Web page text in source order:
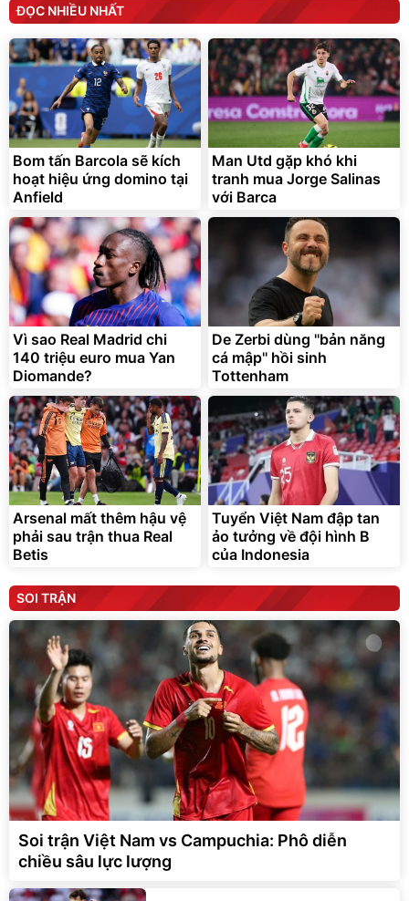
ĐỌC NHIỀU NHẤT
Bom tấn Barcola sẽ kích
hoạt hiệu ứng domino tại
Anfield
Man Utd gặp khó khi
tranh mua Jorge Salinas
với Barca
Vì sao Real Madrid chi
140 triệu euro mua Yan
Diomande?
De Zerbi dùng ''bản năng
cá mập'' hồi sinh
Tottenham
Arsenal mất thêm hậu vệ
phải sau trận thua Real
Betis
Tuyển Việt Nam đập tan
ảo tưởng về đội hình B
của Indonesia
SOI TRẬN
Soi trận Việt Nam vs Campuchia: Phô diễn
chiều sâu lực lượng